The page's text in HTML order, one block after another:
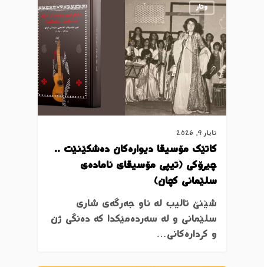
وتار
ئایار 9, 2026
كاتێك مۆسيقا دیوارەكان دەشكێنێت ..
چیرۆكی (تیپی مۆسیقای ئامادەی
سلێمانی كچان)
شێنێ تالیب لە ناو جەرگەی شاری
سلێمانی و لە سەردەمێکدا کە دەنگی ژن
و كردارەكانی…